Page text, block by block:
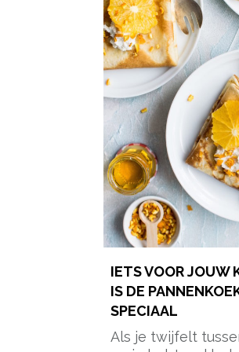
IETS VOOR JOUW
IS DE
SPECIAAL
Als je twijfelt